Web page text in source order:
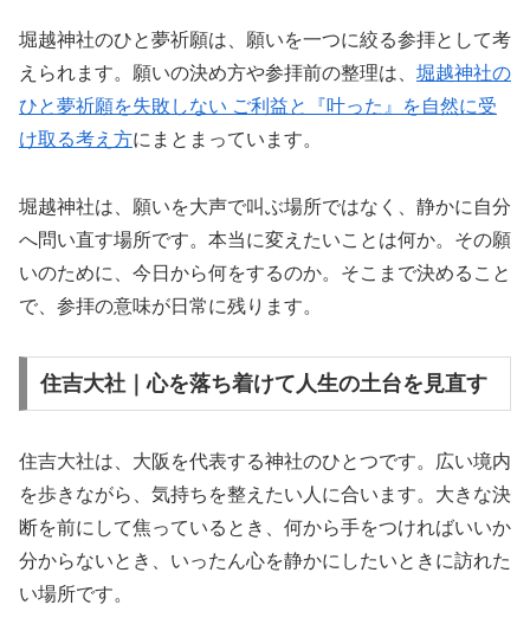
堀越神社のひと夢祈願は、願いを一つに絞る参拝として考
えられます。願いの決め方や参拝前の整理は、 堀越神社の
ひと夢祈願を失敗しない ご利益と『叶った』を自然に受
け取る考え方にまとまっています。
堀越神社は、願いを大声で叫ぶ場所ではなく、静かに自分
へ問い直す場所です。本当に変えたいことは何か。その願
いのために、今日から何をするのか。そこまで決めること
で、参拝の意味が日常に残ります。
住吉大社｜心を落ち着けて人生の土台を見直す
住吉大社は、大阪を代表する神社のひとつです。広い境内
を歩きながら、気持ちを整えたい人に合います。大きな決
断を前にして焦っているとき、何から手をつければいいか
分からないとき、いったん心を静かにしたいときに訪れた
い場所です。